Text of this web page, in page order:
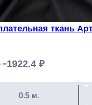
ткань
=1922.4 ₽